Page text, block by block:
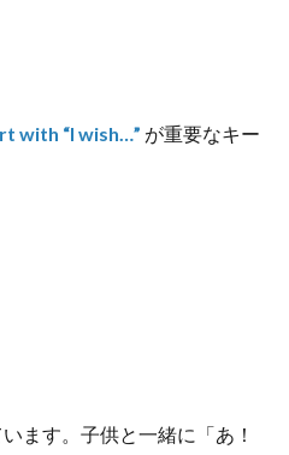
with “I wish…” が重要なキー
ます。子供と一緒に「あ！